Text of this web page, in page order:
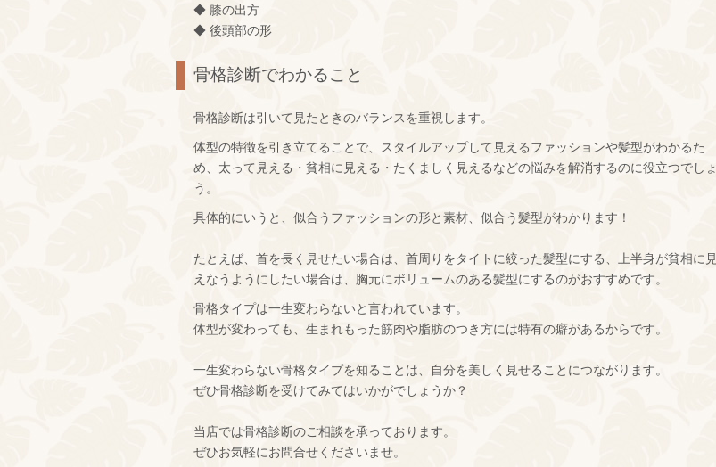
◆ 膝の出方
◆ 後頭部の形
骨格診断でわかること
骨格診断は引いて見たときのバランスを重視します。
体型の特徴を引き立てることで、スタイルアップして見えるファッションや髪型がわかるた
め、太って見える・貧相に見える・たくましく見えるなどの悩みを解消するのに役立つでしょ
う。
具体的にいうと、似合うファッションの形と素材、似合う髪型がわかります！
たとえば、首を長く見せたい場合は、首周りをタイトに絞った髪型にする、上半身が貧相に見
えなうようにしたい場合は、胸元にボリュームのある髪型にするのがおすすめです。
骨格タイプは一生変わらないと言われています。
体型が変わっても、生まれもった筋肉や脂肪のつき方には特有の癖があるからです。
一生変わらない骨格タイプを知ることは、自分を美しく見せることにつながります。
ぜひ骨格診断を受けてみてはいかがでしょうか？
当店では骨格診断のご相談を承っております。
ぜひお気軽にお問合せくださいませ。